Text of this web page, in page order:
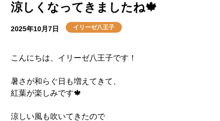
涼しくなってきましたね🍁
2025年10月7日 イリーゼ八王子
こんにちは、イリーゼ八王子です！
暑さが和らぐ日も増えてきて、
紅葉が楽しみです🍁
涼しい風も吹いてきたので